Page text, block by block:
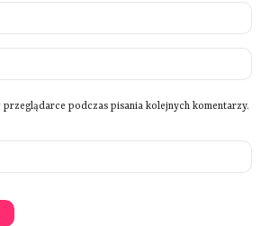
przeglądarce podczas pisania kolejnych komentarzy.